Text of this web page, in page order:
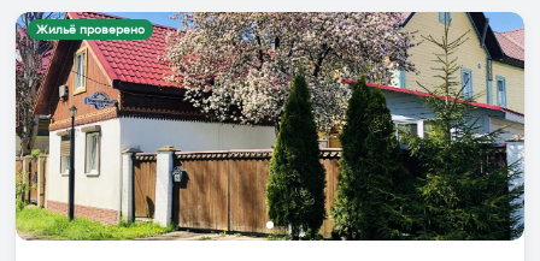
Жильё проверено